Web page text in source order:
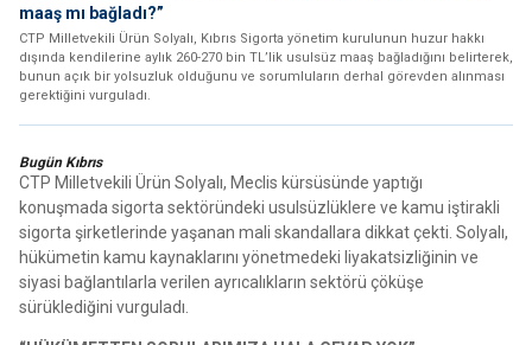
maaş mı bağladı?”
CTP Milletvekili Ürün Solyalı, Kıbrıs Sigorta yönetim kurulunun huzur hakkı
dışında kendilerine aylık 260-270 bin TL’lik usulsüz maaş bağladığını belirterek,
bunun açık bir yolsuzluk olduğunu ve sorumluların derhal görevden alınması
gerektiğini vurguladı.
Bugün Kıbrıs
CTP Milletvekili Ürün Solyalı, Meclis kürsüsünde yaptığı
konuşmada sigorta sektöründeki usulsüzlüklere ve kamu iştirakli
sigorta şirketlerinde yaşanan mali skandallara dikkat çekti. Solyalı,
hükümetin kamu kaynaklarını yönetmedeki liyakatsizliğinin ve
siyasi bağlantılarla verilen ayrıcalıkların sektörü çöküşe
sürüklediğini vurguladı.